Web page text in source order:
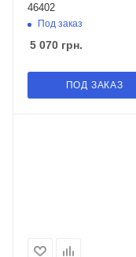
46402
Под заказ
5 070 грн.
ПОД ЗАКАЗ